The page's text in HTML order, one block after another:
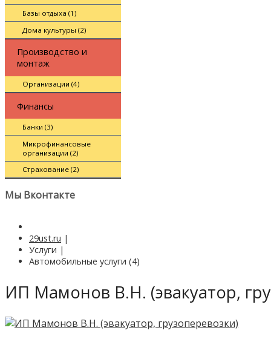
Базы отдыха (1)
Дома культуры (2)
Производство и
монтаж
Организации (4)
Финансы
Банки (3)
Микрофинансовые
организации (2)
Страхование (2)
Мы Вконтакте
29ust.ru |
Услуги |
Автомобильные услуги (4)
ИП Мамонов В.Н. (эвакуатор,